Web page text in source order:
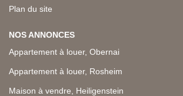
Plan du site
NOS ANNONCES
Appartement à louer, Obernai
Appartement à louer, Rosheim
Maison à vendre, Heiligenstein